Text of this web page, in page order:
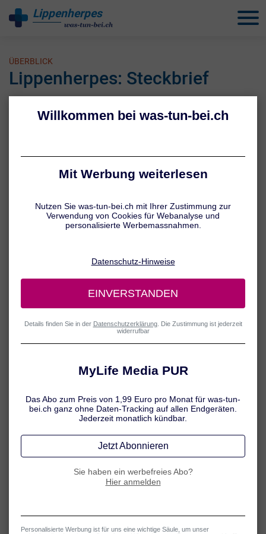
Lippenherpesbehandeln
ÜBERBLICK
Lippenherpes: Steckbrief